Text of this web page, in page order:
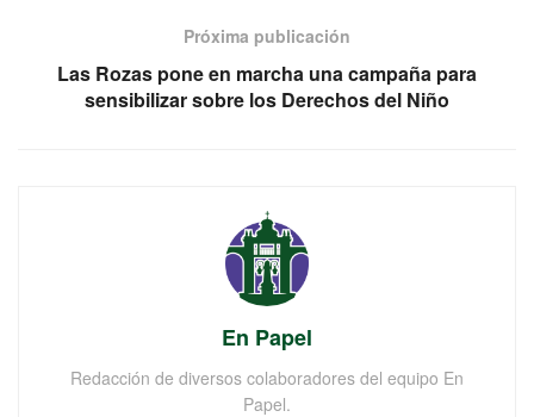
Próxima publicación
Las Rozas pone en marcha una campaña para
sensibilizar sobre los Derechos del Niño
En Papel
Redacción de diversos colaboradores del equipo En
Papel.